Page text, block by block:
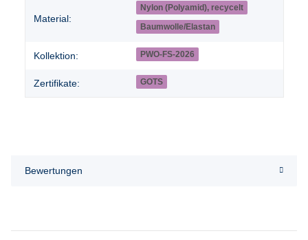
Material:
Nylon (Polyamid), recycelt
Baumwolle/Elastan
Kollektion: PWO-FS-2026
Zertifikate: GOTS
Bewertungen